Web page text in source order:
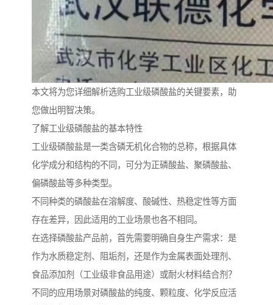
本文将为您详细解析选购工业级磷酸盐的关键要素，助
您做出明智决策。
了解工业级磷酸盐的基本特性
工业级磷酸盐是一类含磷无机化合物的总称，根据具体
化学成分和结构的不同，可分为正磷酸盐、聚磷酸盐、
偏磷酸盐等多种类型。
不同种类的磷酸盐在溶解度、酸碱性、热稳定性等方面
存在差异，因此适用的工业场景也各不相同。
在选择磷酸盐产品前，首先需要明确自身生产需求：是
作为水质稳定剂、阻垢剂，还是作为金属表面处理剂、
食品添加剂（工业级非食品用途）或耐火材料结合剂？
不同的应用场景对磷酸盐的纯度、颗粒度、化学反应活